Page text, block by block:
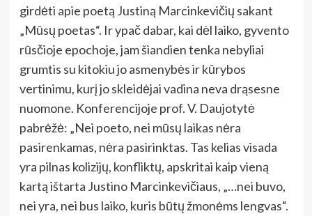
girdėti apie poetą Justiną Marcinkevičių sakant
„Mūsų poetas“. Ir ypač dabar, kai dėl laiko, gyvento
rūsčioje epochoje, jam šiandien tenka nebyliai
grumtis su kitokiu jo asmenybės ir kūrybos
vertinimu, kurį jo skleidėjai vadina neva drąsesne
nuomone. Konferencijoje prof. V. Daujotytė
pabrėžė: „Nei poeto, nei mūsų laikas nėra
pasirenkamas, nėra pasirinktas. Tas kelias visada
yra pilnas kolizijų, konfliktų, apskritai kaip vieną
kartą ištarta Justino Marcinkevičiaus, „…nei buvo,
nei yra, nei bus laiko, kuris būtų žmonėms lengvas“.